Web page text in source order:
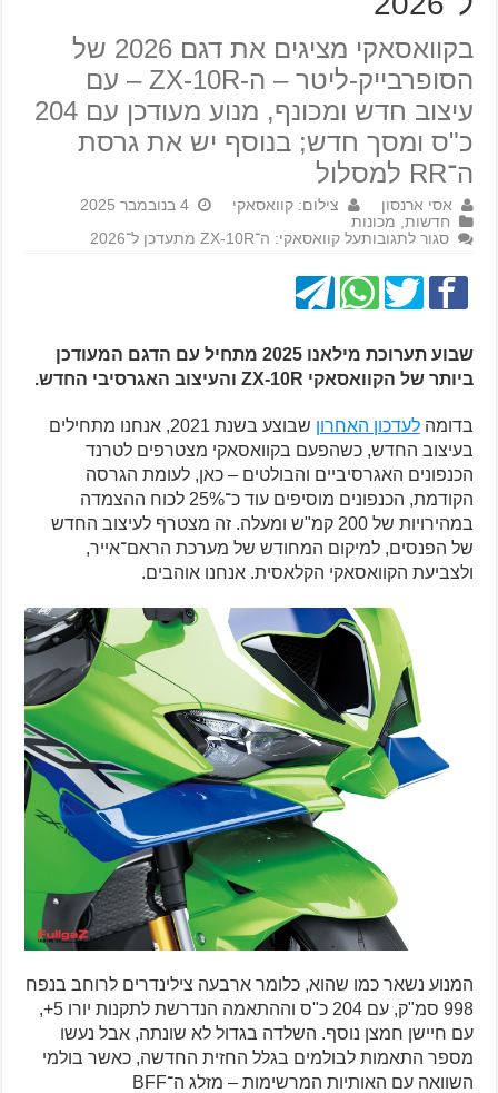
בקוואסאקי מציגים את דגם 2026 של
הסופרבייק-ליטר – ה-ZX-10R – עם
עיצוב חדש ומכונף, מנוע מעודכן עם 204
כ"ס ומסך חדש; בנוסף יש את גרסת
ה־RR למסלול
אסי ארנסון צילום: קוואסאקי
4 בנובמבר 2025
חדשות מכונות
סגור לתגובותעל קוואסאקי: ה־ZX-10R מתעדכן ל־2026
שבוע תערוכת מילאנו 2025 מתחיל עם הדגם המעודכן
ביותר של הקוואסאקי ZX-10R והעיצוב האגרסיבי החדש.
בדומהלעדכון האחרון
שבוצע בשנת 2021, אנחנו מתחילים
בעיצוב החדש, כשהפעם בקוואסאקי מצטרפים לטרנד
הכנפונים האגרסיביים והבולטים – כאן, לעומת הגרסה
הקודמת, הכנפונים מוסיפים עוד כ־25% לכוח ההצמדה
במהירויות של 200 קמ"ש ומעלה. זה מצטרף לעיצוב החדש
של הפנסים, למיקום המחודש של מערכת הראם־אייר,
ולצביעת הקוואסאקי הקלאסית. אנחנו אוהבים.
המנוע נשאר כמו שהוא, כלומר ארבעה צילינדרים לרוחב בנפח
998 סמ"ק, עם 204 כ"ס וההתאמה הנדרשת לתקנות יורו 5+,
עם חיישן חמצן נוסף. השלדה בגדול לא שונתה, אבל נעשו
מספר התאמות לבולמים בגלל החזית החדשה, כאשר בולמי
השוואה עם האותיות המרשימות – מזלג ה־BFF